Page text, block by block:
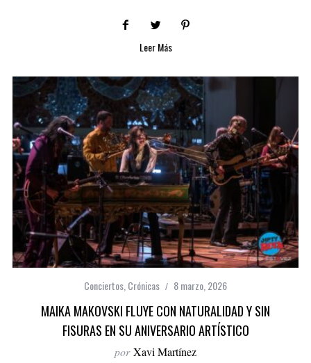
Leer Más
Conciertos Crónicas 8 marzo, 2026
MAIKA MAKOVSKI FLUYE CON NATURALIDAD Y SIN
FISURAS EN SU ANIVERSARIO ARTÍSTICO
por Xavi Martínez